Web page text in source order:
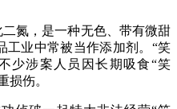
氮，是一种无色、带有微甜
工业中常被当作添加剂。“笑
少涉案人员因长期吸食“笑
损伤。